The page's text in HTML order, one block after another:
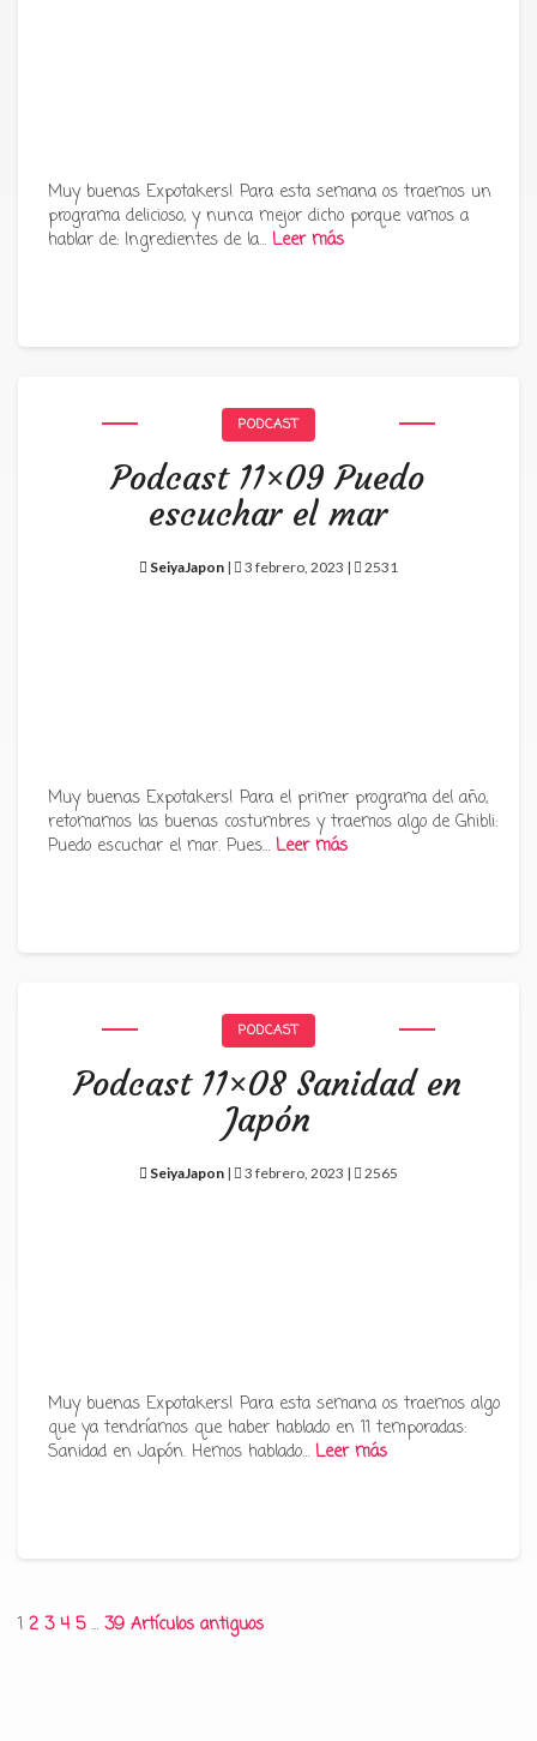
Muy buenas Expotakers! Para esta semana os traemos un
programa delicioso, y nunca mejor dicho porque vamos a
hablar de: Ingredientes de la… Leer más
PODCAST
Podcast 11×09 Puedo
escuchar el mar
SeiyaJapon | 3 febrero, 2023 | 2531
Muy buenas Expotakers! Para el primer programa del año,
retomamos las buenas costumbres y traemos algo de Ghibli:
Puedo escuchar el mar. Pues… Leer más
PODCAST
Podcast 11×08 Sanidad en
Japón
SeiyaJapon | 3 febrero, 2023 | 2565
Muy buenas Expotakers! Para esta semana os traemos algo
que ya tendríamos que haber hablado en 11 temporadas:
Sanidad en Japón. Hemos hablado… Leer más
Paginación
1 2 3 4 5 … 39 Artículos antiguos